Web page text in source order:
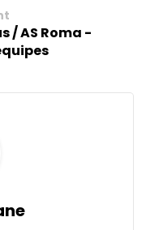
/ AS Roma -